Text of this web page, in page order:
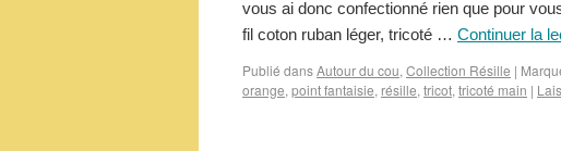
vous ai donc confectionné rien que pour
fil coton ruban léger, tricoté … Continuer la
Publié dansAutour du cou, Collection Résille |
orange, point fantaisie, résille, tricot, tricoté main |